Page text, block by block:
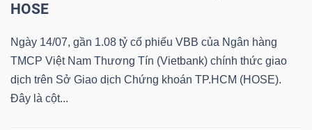
HOSE
Ngày 14/07, gần 1.08 tỷ cổ phiếu VBB của Ngân hàng
TMCP Việt Nam Thương Tín (Vietbank) chính thức giao
dịch trên Sở Giao dịch Chứng khoán TP.HCM (HOSE).
Đây là cột...
chính
Dữ